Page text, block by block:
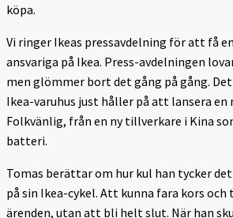
köpa.
Vi ringer Ikeas pressavdelning för att få
ansvariga på Ikea. Press-avdelningen
men glömmer bort det gång på gång.
Ikea-varuhus just håller på att lansera en
Folkvänlig, från en ny tillverkare i Kina
batteri.
Tomas berättar om hur kul han tycker
på sin Ikea-cykel. Att kunna fara kors och
ärenden, utan att bli helt slut. När han